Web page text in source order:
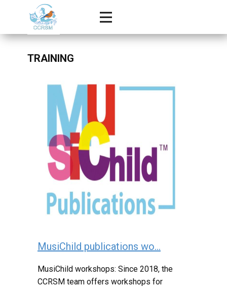
TRAINING
MusiChild publications wo...
MusiChild workshops: Since 2018, the
CCRSM team offers workshops for